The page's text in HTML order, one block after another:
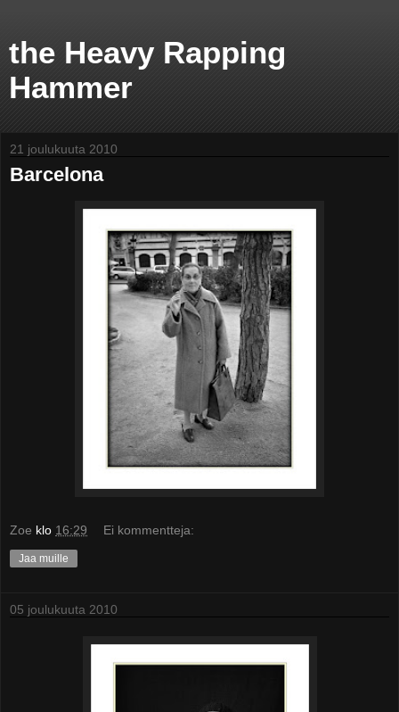
the Heavy Rapping
Hammer
21 joulukuuta 2010
Barcelona
Zoe klo 16:29 Ei kommentteja:
Jaa muille
05 joulukuuta 2010